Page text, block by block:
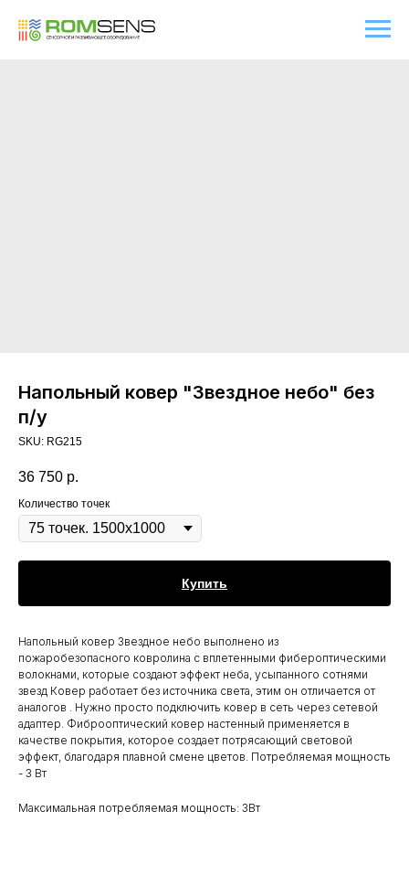
Напольный ковер "Звездное небо" без
п/у
SKU: RG215
36 750 р.
Количество точек
Купить
Напольный ковер Звездное небо выполнено из
пожаробезопасного ковролина с вплетенными фибероптическими
волокнами, которые создают эффект неба, усыпанного сотнями
звезд Ковер работает без источника света, этим он отличается от
аналогов . Нужно просто подключить ковер в сеть через сетевой
адаптер. Фиброоптический ковер настенный применяется в
качестве покрытия, которое создает потрясающий световой
эффект, благодаря плавной смене цветов. Потребляемая мощность
- 3 Вт
Максимальная потребляемая мощность: 3Вт